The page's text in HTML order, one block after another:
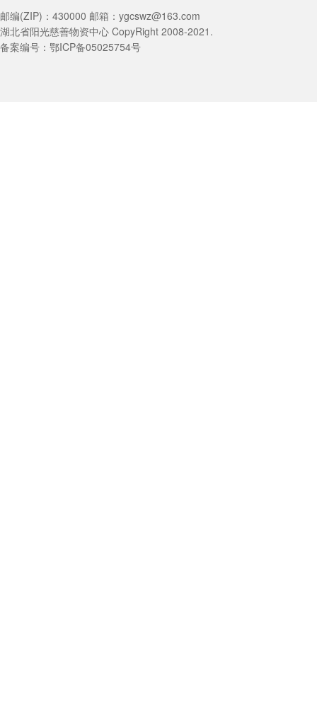
邮编(ZIP)：430000 邮箱：ygcswz@163.com
湖北省阳光慈善物资中心 CopyRight 2008-2021.
备案编号：鄂ICP备05025754号